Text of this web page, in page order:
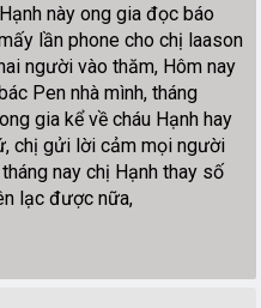
này ong gia đọc báo
lần phone cho chị laason
người vào thăm, Hôm nay
Pen nhà mình, tháng
gia kể về cháu Hạnh hay
chị gửi lời cảm mọi người
nay chị Hạnh thay số
lạc được nữa,